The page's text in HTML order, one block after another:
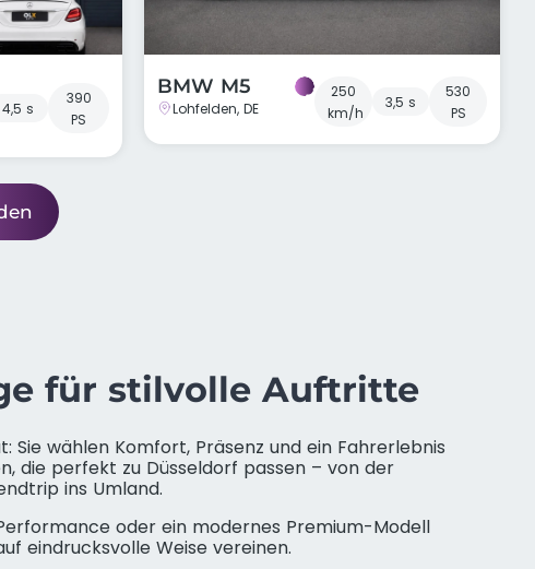
4,5 s
390
PS
BMW M5
Lohfelden, DE
250
km/h
3,5 s
530
PS
für stilvolle Auftritte
Sie wählen Komfort, Präsenz und ein Fahrerlebnis
die perfekt zu Düsseldorf passen – von der
ins Umland.
oder ein modernes Premium-Modell
eindrucksvolle Weise vereinen.